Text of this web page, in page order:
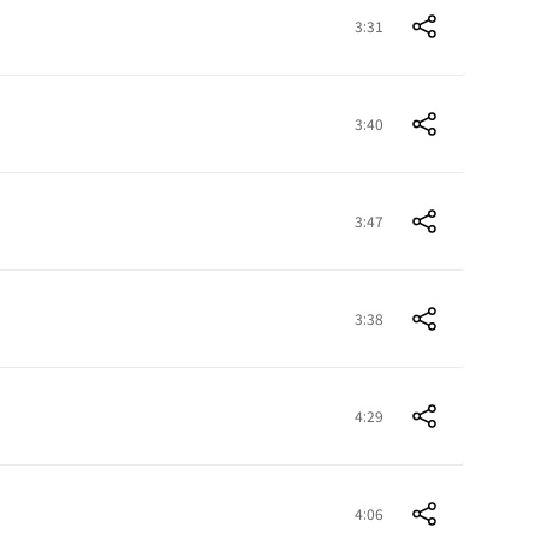
3:31
3:40
3:47
3:38
4:29
4:06